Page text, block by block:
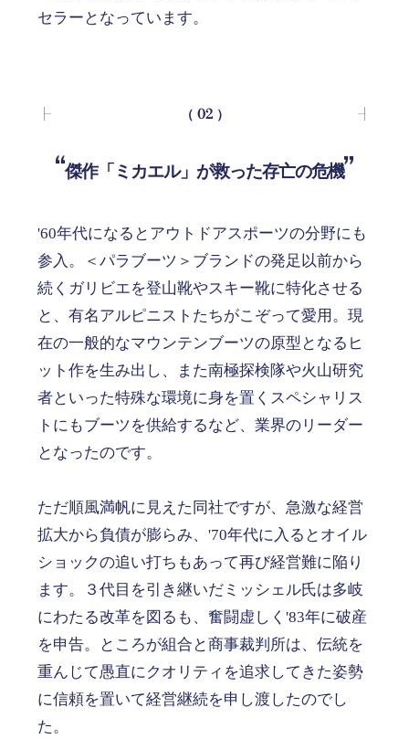
セラーとなっています。
（ 02 ）
傑作「ミカエル」が救った存亡の危機
'60年代になるとアウトドアスポーツの分野にも
参入。＜パラブーツ＞ブランドの発足以前から
続くガリビエを登山靴やスキー靴に特化させる
と、有名アルピニストたちがこぞって愛用。現
在の一般的なマウンテンブーツの原型となるヒ
ット作を生み出し、また南極探検隊や火山研究
者といった特殊な環境に身を置くスペシャリス
トにもブーツを供給するなど、業界のリーダー
となったのです。
ただ順風満帆に見えた同社ですが、急激な経営
拡大から負債が膨らみ、'70年代に入るとオイル
ショックの追い打ちもあって再び経営難に陥り
ます。３代目を引き継いだミッシェル氏は多岐
にわたる改革を図るも、奮闘虚しく'83年に破産
を申告。ところが組合と商事裁判所は、伝統を
重んじて愚直にクオリティを追求してきた姿勢
に信頼を置いて経営継続を申し渡したのでし
た。